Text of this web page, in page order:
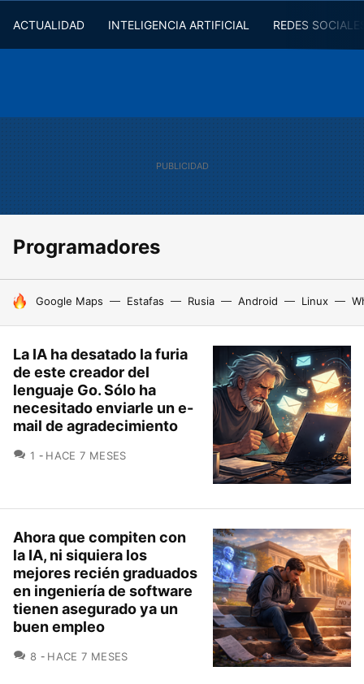
ACTUALIDAD INTELIGENCIA ARTIFICIAL REDES
Programadores
HOY SE HABLA DE
Google Maps Estafas Rusia Android Linux
La IA ha desatado la furia
de este creador del
lenguaje Go. Sólo ha
necesitado enviarle un e-
mail de agradecimiento
1 COMENTARIOS
HACE 7 MESES
Ahora que compiten con
la IA, ni siquiera los
mejores recién graduados
en ingeniería de software
tienen asegurado ya un
buen empleo
8 COMENTARIOS
HACE 7 MESES